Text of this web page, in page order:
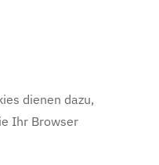
dienen dazu,
Ihr Browser